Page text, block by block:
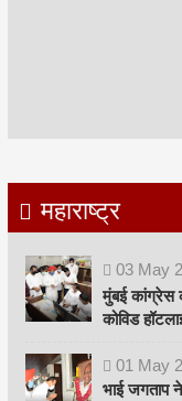
महाराष्ट्र
03 May
मुंबई कांग्रेस
कोविड
01 May
भाई जगताप